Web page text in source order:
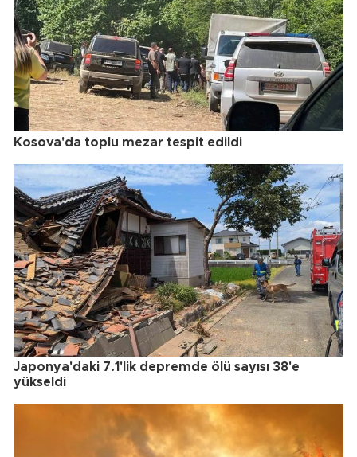
Kosova'da toplu mezar tespit edildi
Japonya'daki 7.1'lik depremde ölü sayısı 38'e
yükseldi